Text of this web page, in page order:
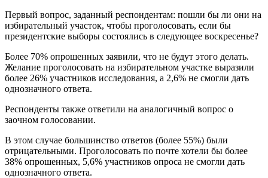
Первый вопрос, заданный респондентам: пошли бы ли они на
избирательный участок, чтобы проголосовать, если бы
президентские выборы состоялись в следующее воскресенье?
Более 70% опрошенных заявили, что не будут этого делать.
Желание проголосовать на избирательном участке выразили
более 26% участников исследования, а 2,6% не смогли дать
однозначного ответа.
Респонденты также ответили на аналогичный вопрос о
заочном голосовании.
В этом случае большинство ответов (более 55%) были
отрицательными. Проголосовать по почте хотели бы более
38% опрошенных, 5,6% участников опроса не смогли дать
однозначного ответа.